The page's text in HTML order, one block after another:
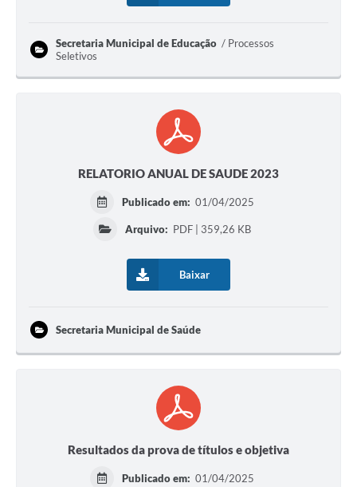
Secretaria Municipal de Educação
Processos
Seletivos
RELATORIO ANUAL DE SAUDE 2023
Publicado em: 01/04/2025
Arquivo: PDF | 359,26 KB
Baixar
Secretaria Municipal de Saúde
Resultados da prova de títulos e objetiva
Publicado em: 01/04/2025